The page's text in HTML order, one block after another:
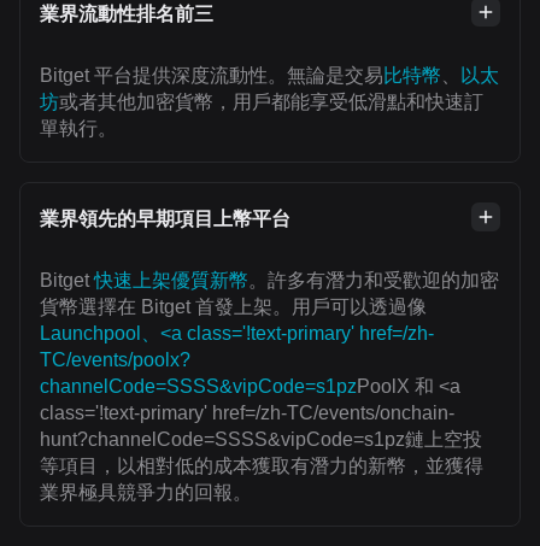
業界流動性排名前三
Bitget 平台提供深度流動性。無論是交易比特幣
以太
坊或者其他加密貨幣，用戶都能享受低滑點和快速訂
單執行。
業界領先的早期項目上幣平台
Bitget快速上架優質新幣。許多有潛力和受歡迎的加密
貨幣選擇在 Bitget 首發上架。用戶可以透過像
Launchpool、<a class='!text-primary' href=/zh-
TC/events/poolx?
channelCode=SSSS&vipCode=s1pzPoolX 和 <a
class='!text-primary' href=/zh-TC/events/onchain-
hunt?channelCode=SSSS&vipCode=s1pz鏈上空投
等項目，以相對低的成本獲取有潛力的新幣，並獲得
業界極具競爭力的回報。